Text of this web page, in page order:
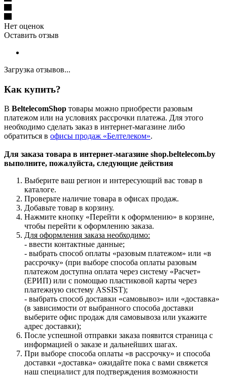
Нет оценок
Оставить отзыв
Загрузка отзывов...
Как купить?
В BeltelecomShop товары можно приобрести разовым
платежом или на условиях рассрочки платежа. Для этого
необходимо сделать заказ в интернет-магазине либо
обратиться в офисы продаж «Белтелеком».
Для заказа товара в интернет-магазине shop.beltelecom.by
выполните, пожалуйста, следующие действия
Выберите ваш регион и интересующий вас товар в
каталоге.
Проверьте наличие товара в офисах продаж.
Добавьте товар в корзину.
Нажмите кнопку «Перейти к оформлению» в корзине,
чтобы перейти к оформлению заказа.
Для оформления заказа необходимо:
- ввести контактные данные;
- выбрать способ оплаты «разовым платежом» или «в
рассрочку» (при выборе способа оплаты разовым
платежом доступна оплата через систему «Расчет»
(ЕРИП) или с помощью пластиковой карты через
платежную систему ASSIST);
- выбрать способ доставки «самовывоз» или «доставка»
(в зависимости от выбранного способа доставки
выберите офис продаж для самовывоза или укажите
адрес доставки);
После успешной отправки заказа появится страница с
информацией о заказе и дальнейших шагах.
При выборе способа оплаты «в рассрочку» и способа
доставки «доставка» ожидайте пока с вами свяжется
наш специалист для подтверждения возможности